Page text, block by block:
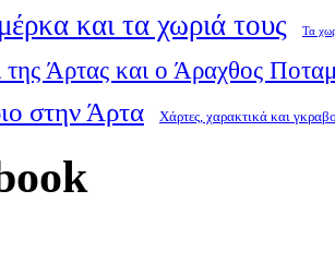
και τα χωριά τους Τα
της Άρτας και ο Άραχθος
στην Άρτα Χάρτες, χαρακτικά και